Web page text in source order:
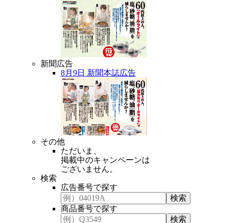
新聞広告
8月9日 新聞本誌広告
その他
ただいま、
掲載中のキャンペーンは
ございません。
検索
広告番号で探す
商品番号で探す